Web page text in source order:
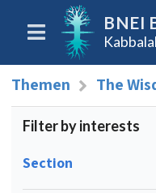
BNEI
Themen The
Filter by interests
Section